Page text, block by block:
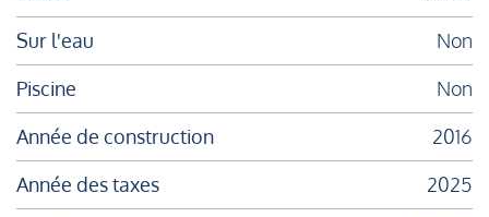
Sur l'eau
Non
Piscine
Non
Année de construction
2016
Année des taxes
2025